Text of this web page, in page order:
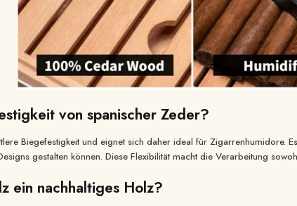
von spanischer Zeder?
Biegefestigkeit und eignet sich daher ideal für Zigarrenhumidore.
gestalten können. Diese Flexibilität macht die Verarbeitung
ein nachhaltiges Holz?